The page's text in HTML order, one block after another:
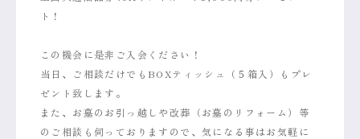
ト！
この機会に是非ご入会ください！
当日、ご相談だけでもBOXティッシュ（５箱入）もプレ
ゼント致します。
また、お墓のお引っ越しや改葬（お墓のリフォーム）等
のご相談も伺っておりますので、気になる事はお気軽に